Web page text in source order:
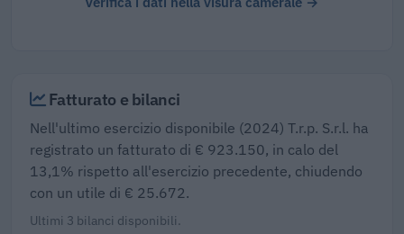
Fatturato e bilanci
Nell'ultimo esercizio disponibile (2024) T.r.p. S.r.l. ha
registrato un fatturato di € 923.150, in calo del
13,1% rispetto all'esercizio precedente, chiudendo
con un utile di € 25.672.
Ultimi 3 bilanci disponibili.